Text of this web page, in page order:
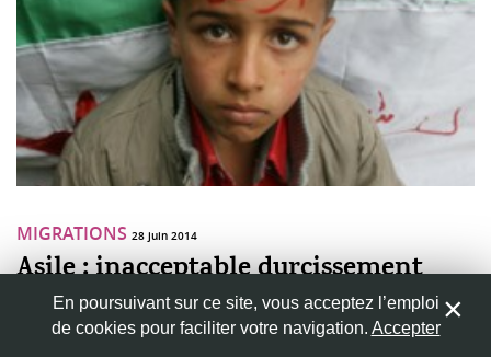
MIGRATIONS 28 juin 2014
Asile : inacceptable durcissement
Chaque semaine, de nouveaux drames ont lieu en Méditerranée.
Des milliers de migrants, parmi eux des femmes et des enfants,
entreprennent cette périlleuse traversée. Nombre d'entre eux
En poursuivant sur ce site, vous acceptez l’emploi
de cookies pour faciliter votre navigation. Accepter